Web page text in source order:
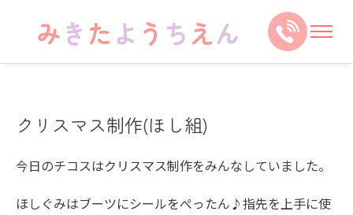
クリスマス制作(ほし組)
今日のチコスはクリスマス制作をみんなしていました。
ほしぐみはブーツにシールをぺったん♪指先を上手に使